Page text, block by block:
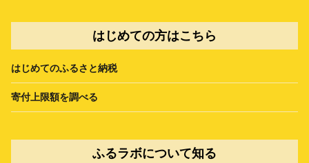
はじめての方はこちら
はじめてのふるさと納税
寄付上限額を調べる
ふるラボについて知る